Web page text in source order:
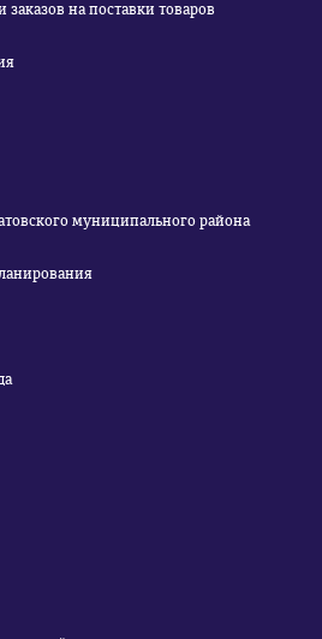
на поставки товаров
муниципального района